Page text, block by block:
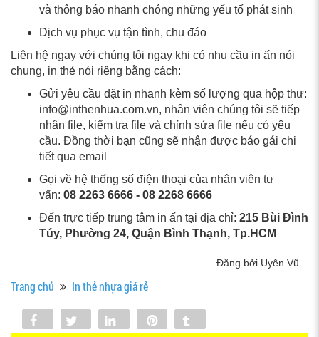
và thông báo nhanh chóng những yếu tố phát sinh
Dịch vụ phục vụ tận tình, chu đáo
Liên hệ ngay với chúng tôi ngay khi có nhu cầu in ấn nói
chung, in thẻ nói riêng bằng cách:
Gửi yêu cầu đặt in nhanh kèm số lượng qua hộp thư:
info@inthenhua.com.vn, nhân viên chúng tôi sẽ tiếp
nhận file, kiểm tra file và chỉnh sửa file nếu có yêu
cầu. Đồng thời bạn cũng sẽ nhận được báo gái chi
tiết qua email
Gọi về hệ thống số điện thoại của nhân viên tư
vấn: 08 2263 6666 - 08 2268 6666
Đến trực tiếp trung tâm in ấn tại địa chỉ: 215 Bùi Đình
Túy, Phường 24, Quận Bình Thạnh, Tp.HCM
Đăng bởi Uyên Vũ
Trang chủ In thẻ nhựa giá rẻ
Share Tweet Share